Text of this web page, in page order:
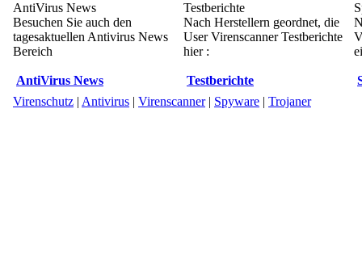
AntiVirus News
Besuchen Sie auch den
tagesaktuellen Antivirus News
Bereich
AntiVirus News
Testberichte
Nach Herstellern geordnet, die
User Virenscanner Testberichte
hier :
Testberichte
Virenschutz | Antivirus | Virenscanner| Spyware | Trojaner